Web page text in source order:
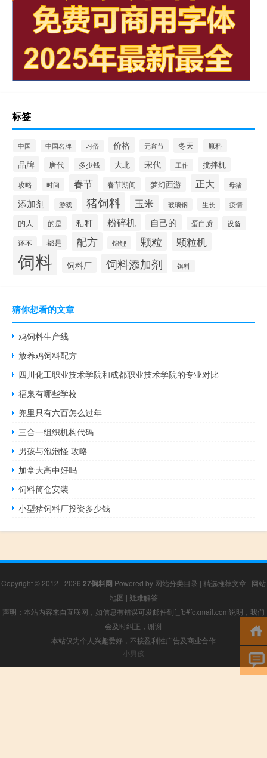
标签
中国 中国名牌 习俗 价格 元宵节 冬天 原料
品牌 唐代 多少钱 大北 宋代 工作 搅拌机
攻略 时间 春节 春节期间 梦幻西游 正大 母猪
添加剂 游戏 猪饲料 玉米 玻璃钢 生长 疫情
的人 的是 秸秆 粉碎机 自己的 蛋白质 设备
还不 都是 配方 锦鲤 颗粒 颗粒机
饲料 饲料厂 饲料添加剂 饵料
猜你想看的文章
鸡饲料生产线
放养鸡饲料配方
四川化工职业技术学院和成都职业技术学院的专业对比
福泉有哪些学校
兜里只有六百怎么过年
三合一组织机构代码
男孩与泡泡怪 攻略
加拿大高中好吗
饲料筒仓安装
小型猪饲料厂投资多少钱
Copyright © 2012 - 2026 27饲料网 Powered by 网站分类目录 | 精选推荐文章 | 网站
地图 | 疑难解答
声明：本站内容来自互联网，如信息有错误可发邮件到f_fb#foxmail.com说明，我们
会及时纠正，谢谢
本站仅为个人兴趣爱好，不接盈利性广告及商业合作
小男孩